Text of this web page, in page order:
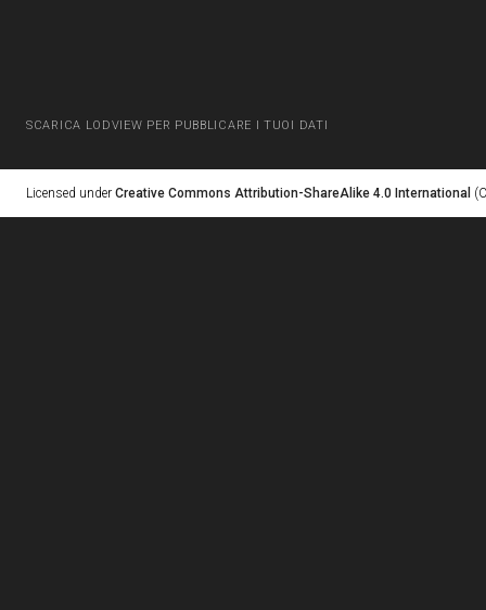
SCARICA LODVIEW PER PUBBLICARE I TUOI DATI
Licensed under Creative Commons Attribution-ShareAlike 4.0 International